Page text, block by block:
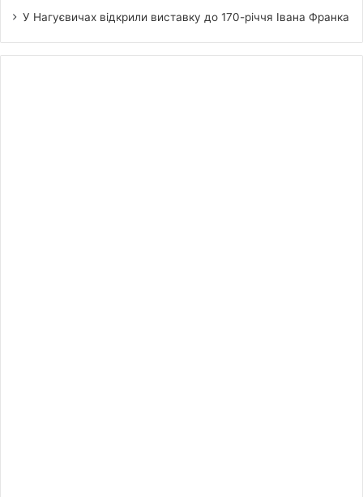
У Нагуєвичах відкрили виставку до 170-річчя Івана Франка